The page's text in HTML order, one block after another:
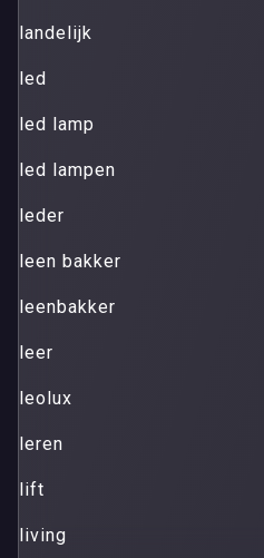
landelijk
led
led lamp
led lampen
leder
leen bakker
leenbakker
leer
leolux
leren
lift
living